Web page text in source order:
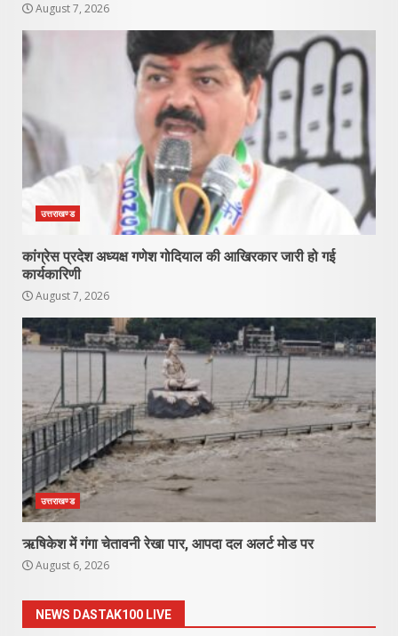
August 7, 2026
उत्तराखण्ड
कांग्रेस प्रदेश अध्यक्ष गणेश गोदियाल की आखिरकार जारी हो गई
कार्यकारिणी
August 7, 2026
उत्तराखण्ड
ऋषिकेश में गंगा चेतावनी रेखा पार, आपदा दल अलर्ट मोड पर
August 6, 2026
NEWS DASTAK100 LIVE